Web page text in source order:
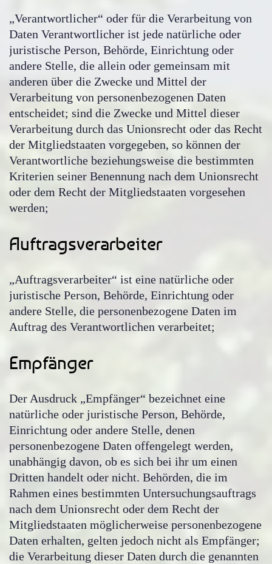
„Verantwortlicher“ oder für die Verarbeitung von
Daten Verantwortlicher ist jede natürliche oder
juristische Person, Behörde, Einrichtung oder
andere Stelle, die allein oder gemeinsam mit
anderen über die Zwecke und Mittel der
Verarbeitung von personenbezogenen Daten
entscheidet; sind die Zwecke und Mittel dieser
Verarbeitung durch das Unionsrecht oder das Recht
der Mitgliedstaaten vorgegeben, so können der
Verantwortliche beziehungsweise die bestimmten
Kriterien seiner Benennung nach dem Unionsrecht
oder dem Recht der Mitgliedstaaten vorgesehen
werden;
Auftragsverarbeiter
„Auftragsverarbeiter“ ist eine natürliche oder
juristische Person, Behörde, Einrichtung oder
andere Stelle, die personenbezogene Daten im
Auftrag des Verantwortlichen verarbeitet;
Empfänger
Der Ausdruck „Empfänger“ bezeichnet eine
natürliche oder juristische Person, Behörde,
Einrichtung oder andere Stelle, denen
personenbezogene Daten offengelegt werden,
unabhängig davon, ob es sich bei ihr um einen
Dritten handelt oder nicht. Behörden, die im
Rahmen eines bestimmten Untersuchungsauftrags
nach dem Unionsrecht oder dem Recht der
Mitgliedstaaten möglicherweise personenbezogene
Daten erhalten, gelten jedoch nicht als Empfänger;
die Verarbeitung dieser Daten durch die genannten